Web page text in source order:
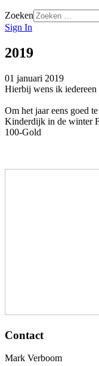
Zoeken
Sign In
2019
01 januari 2019
Hierbij wens ik iedereen
Om het jaar eens goed
Kinderdijk in de winter
100-Gold
Contact
Mark Verboom